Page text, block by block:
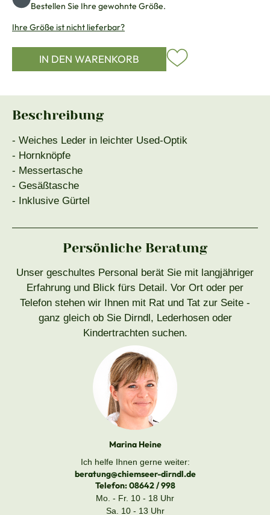
Bestellen Sie Ihre gewohnte Größe.
Ihre Größe ist nicht lieferbar?
IN DEN WARENKORB
Beschreibung
- Weiches Leder in leichter Used-Optik
- Hornknöpfe
- Messertasche
- Gesäßtasche
- Inklusive Gürtel
Persönliche Beratung
Unser geschultes Personal berät Sie mit langjähriger
Erfahrung und Blick fürs Detail. Vor Ort oder per
Telefon stehen wir Ihnen mit Rat und Tat zur Seite -
ganz gleich ob Sie Dirndl, Lederhosen oder
Kindertrachten suchen.
Marina Heine
Ich helfe Ihnen gerne weiter:
beratung@chiemseer-dirndl.de
Telefon:08642 / 998
Mo. - Fr. 10 - 18 Uhr
Sa. 10 - 13 Uhr